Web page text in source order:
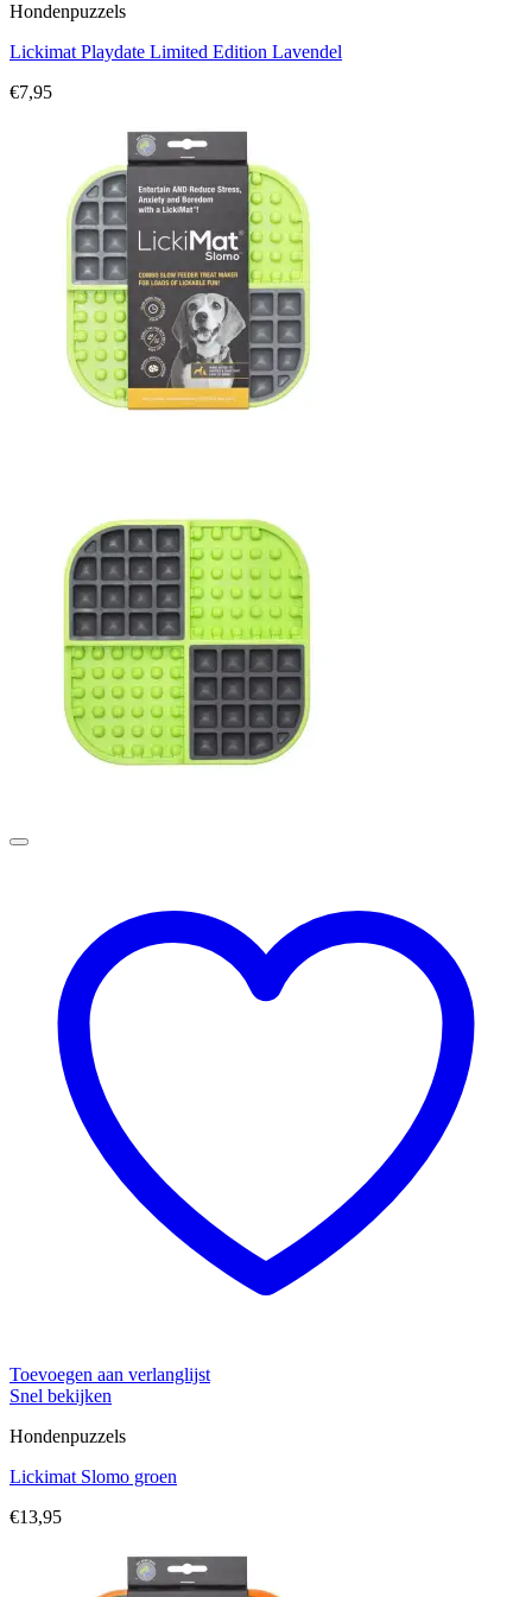
Hondenpuzzels
Lickimat Playdate Limited Edition Lavendel
€7,95
Toevoegen aan verlanglijst
Snel bekijken
Hondenpuzzels
Lickimat Slomo groen
€13,95